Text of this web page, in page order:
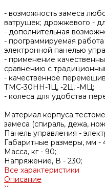
- возможность замеса
ватрушек; дрожжевого -
- дополнительная
- программируемая
электронной панелью
- применение
сравнению с
- качественное
ТМС-30НН-1Ц, -2Ц, -МЦ;
- колеса для удобства
Материал корпуса
замеса (спираль, дежа,
Панель управления -
Габаритные размеры, мм -
Масса, кг - 90;
Напряжение, В - 230;
Все характеристики
Описание